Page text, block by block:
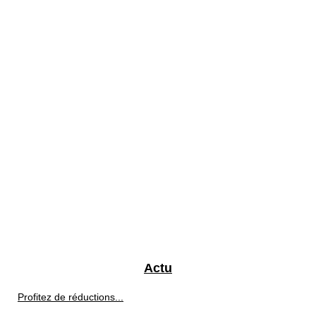
Actu
Profitez de réductions...